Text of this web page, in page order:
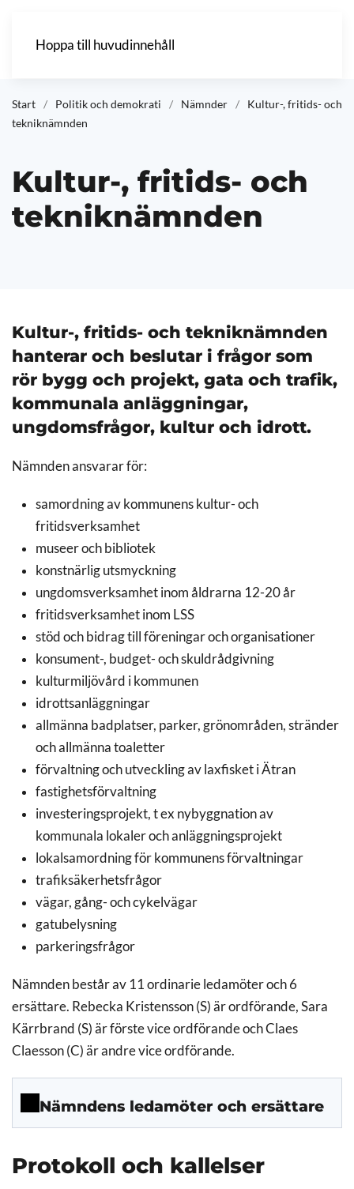
Hoppa till huvudinnehåll
Start Politik och demokrati Nämnder
Kultur-, fritids- och
tekniknämnden
Kultur-, fritids- och
tekniknämnden
Kultur-, fritids- och tekniknämnden
hanterar och beslutar i frågor som
rör bygg och projekt, gata och trafik,
kommunala anläggningar,
ungdomsfrågor, kultur och idrott.
Nämnden ansvarar för:
samordning av kommunens kultur- och
fritidsverksamhet
museer och bibliotek
konstnärlig utsmyckning
ungdomsverksamhet inom åldrarna 12-20 år
fritidsverksamhet inom LSS
stöd och bidrag till föreningar och organisationer
konsument-, budget- och skuldrådgivning
kulturmiljövård i kommunen
idrottsanläggningar
allmänna badplatser, parker, grönområden, stränder
och allmänna toaletter
förvaltning och utveckling av laxfisket i Ätran
fastighetsförvaltning
investeringsprojekt, t ex nybyggnation av
kommunala lokaler och anläggningsprojekt
lokalsamordning för kommunens förvaltningar
trafiksäkerhetsfrågor
vägar, gång- och cykelvägar
gatubelysning
parkeringsfrågor
Nämnden består av 11 ordinarie ledamöter och 6
ersättare. Rebecka Kristensson (S) är ordförande, Sara
Kärrbrand (S) är förste vice ordförande ochClaes
Claesson (C) är andre vice ordförande.
Nämndens ledamöter och ersättare
Protokoll och kallelser